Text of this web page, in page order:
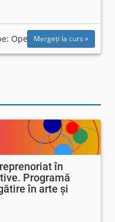
Open Mergeți la curs »
în
Programă
în arte și